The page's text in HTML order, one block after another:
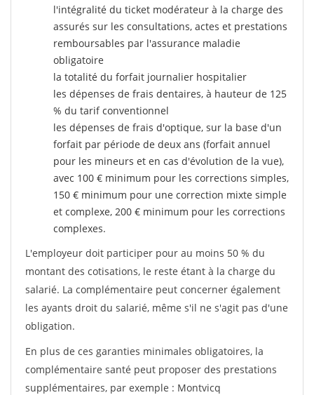
l'intégralité du ticket modérateur à la charge des
assurés sur les consultations, actes et prestations
remboursables par l'assurance maladie
obligatoire
la totalité du forfait journalier hospitalier
les dépenses de frais dentaires, à hauteur de 125
% du tarif conventionnel
les dépenses de frais d'optique, sur la base d'un
forfait par période de deux ans (forfait annuel
pour les mineurs et en cas d'évolution de la vue),
avec 100 € minimum pour les corrections simples,
150 € minimum pour une correction mixte simple
et complexe, 200 € minimum pour les corrections
complexes.
L'employeur doit participer pour au moins 50 % du
montant des cotisations, le reste étant à la charge du
salarié. La complémentaire peut concerner également
les ayants droit du salarié, même s'il ne s'agit pas d'une
obligation.
En plus de ces garanties minimales obligatoires, la
complémentaire santé peut proposer des prestations
supplémentaires, par exemple : Montvicq